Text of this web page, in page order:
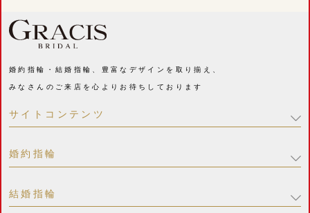
婚約指輪・結婚指輪、豊富なデザインを取り揃え、
みなさんのご来店を心よりお待ちしております
サイトコンテンツ
婚約指輪
結婚指輪